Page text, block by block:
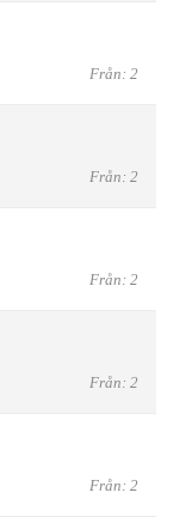
Från: 2
Från: 2
Från: 2
Från: 2
Från: 2